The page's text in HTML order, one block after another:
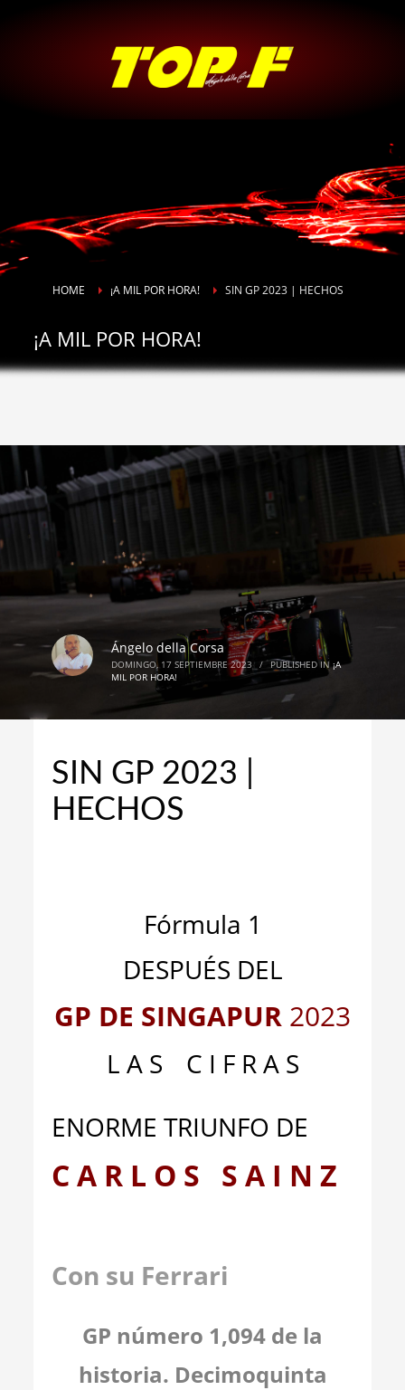
HOME ¡A MIL POR HORA! SIN GP 2023 | HECHOS
¡A MIL POR HORA!
Ángelo della Corsa
DOMINGO, 17 SEPTIEMBRE 2023 / PUBLISHED IN¡A
MIL POR HORA!
SIN GP 2023 |
HECHOS
Fórmula 1
DESPUÉS DEL
GP DE SINGAPUR 2023
L A S
C I F R A S
ENORME TRIUNFO DE
C A R L O S S A I N Z
Con su Ferrari
GP número 1,094 de la
historia. Decimoquinta